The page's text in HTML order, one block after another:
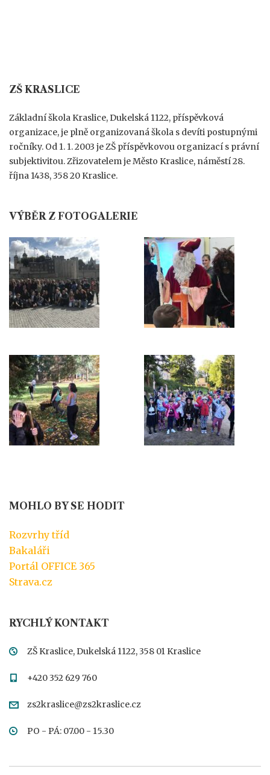
ZŠ KRASLICE
Základní škola Kraslice, Dukelská 1122, příspěvková
organizace, je plně organizovaná škola s devíti postupnými
ročníky. Od 1. 1. 2003 je ZŠ příspěvkovou organizací s právní
subjektivitou. Zřizovatelem je Město Kraslice, náměstí 28.
října 1438, 358 20 Kraslice.
VÝBĚR Z FOTOGALERIE
MOHLO BY SE HODIT
Rozvrhy tříd
Bakaláři
Portál OFFICE 365
Strava.cz
RYCHLÝ KONTAKT
ZŠ Kraslice, Dukelská 1122, 358 01 Kraslice
+420 352 629 760
zs2kraslice@zs2kraslice.cz
PO - PÁ: 07.00 - 15.30